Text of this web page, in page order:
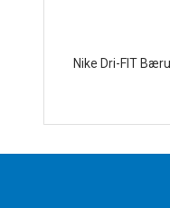
Nike Dri-FIT